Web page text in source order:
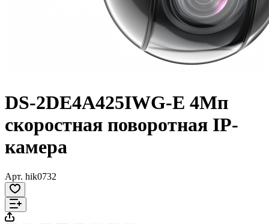
DS-2DE4A425IWG-E 4Мп
скоростная поворотная IP-
камера
Арт. hik0732